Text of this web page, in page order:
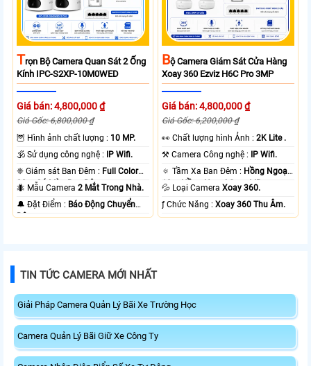
TRọn Bộ Camera Quan Sát 2 Ống
Kính IPC-S2XP-10M0WED
Giá bán: 4,800,000 ₫
Giá Gốc: 6,800,000 ₫
🦉 Hình ảnh chất lượng : 10 MP.
🕉️ Sử dụng công nghệ : IP Wifi.
❈ Giám sát Ban Đêm : Full Color
20m Có Màu Ban Ðêm.
🐜 Mẫu Camera2 Mắt Trong Nhà.
️🔔 Đặt Điểm : Báo Động Chuyển
Động.
BỘ Camera Giám Sát Cửa Hàng
Xoay 360 Ezviz H6C Pro 3MP
Giá bán: 4,800,000 ₫
Giá Gốc: 6,200,000 ₫
️👀 Chất lượng hình Ảnh :2K Lite .
⚒ Camera Công nghệ : IP Wifi.
🔅 Tầm Xa Ban Đêm : Hồng Ngoại
10m Hồng Ngoại Smart IR.
💦 Loại CameraXoay 360.
️ƒ Chức Năng :Xoay 360 Thu Âm.
TIN TỨC CAMERA MỚI NHẤT
Giải Pháp Camera Quản Lý Bãi Xe Trường Học
Camera Quản Lý Bãi Giữ Xe Công Ty